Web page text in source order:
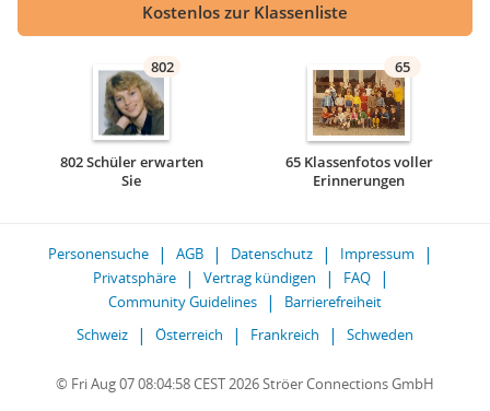
Kostenlos zur Klassenliste
802
802 Schüler erwarten
Sie
65
65 Klassenfotos voller
Erinnerungen
Personensuche AGB Datenschutz
Impressum
Privatsphäre
Vertrag kündigen
FAQ
Community Guidelines
Barrierefreiheit
Schweiz
Österreich Frankreich Schweden
© Fri Aug 07 08:04:58 CEST 2026 Ströer Connections GmbH